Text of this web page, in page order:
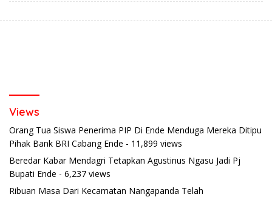
Views
Orang Tua Siswa Penerima PIP Di Ende Menduga Mereka Ditipu
Pihak Bank BRI Cabang Ende - 11,899 views
Beredar Kabar Mendagri Tetapkan Agustinus Ngasu Jadi Pj
Bupati Ende - 6,237 views
Ribuan Masa Dari Kecamatan Nangapanda Telah